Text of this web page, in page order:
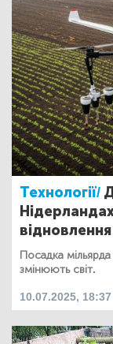
Технології/
відновлення
Посадка
змінюють світ.
10.07.2025, 18:37